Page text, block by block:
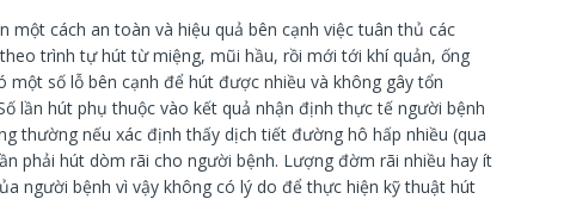
cách an toàn và hiệu quả bên cạnh việc tuân thủ các
trình tự hút từ miệng, mũi hầu, rồi mới tới khí quản, ống
một số lỗ bên cạnh để hút được nhiều và không gây tổn
lần hút phụ thuộc vào kết quả nhận định thực tế người bệnh
thường nếu xác định thấy dịch tiết đường hô hấp nhiều (qua
phải hút dòm rãi cho người bệnh. Lượng đờm rãi nhiều hay ít
người bệnh vì vậy không có lý do để thực hiện kỹ thuật hút